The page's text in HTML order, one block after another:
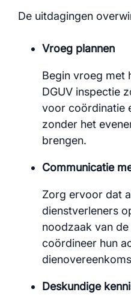
De uitdagingen
Vroeg plannen
Begin vroeg met
DGUV inspectie
voor coördinatie
zonder het
brengen.
Communicatie
Zorg ervoor dat
dienstverleners
noodzaak van
coördineer hun
Deskundige